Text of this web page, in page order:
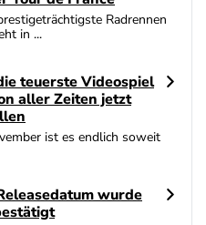
4.6
Vergleich
Radrennen
in ...
teuerste Videospiel
aller Zeiten jetzt
ist es endlich soweit
wurde